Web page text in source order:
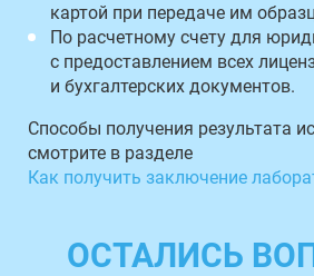
картой при передаче им
По расчетному счету для
с предоставлением всех
и бухгалтерских документов.
Способы получения результата
смотрите в разделе
Как получить заключение
ОСТАЛИСЬ